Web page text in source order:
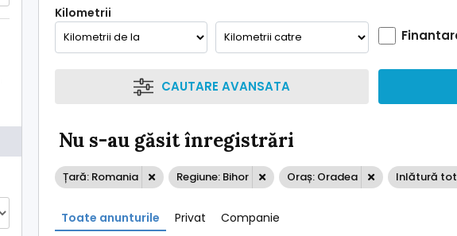
Kilometrii
CAUTARE AVANSATA
Nu s-au găsit înregistrări
Țară: Romania Regiune: Bihor Oraș: Oradea Inlătură tot
Toate anunturile Privat Companie